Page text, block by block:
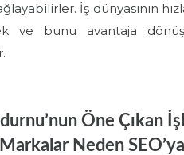
İş dünyasının
ve bunu avantaja
Öne Çıkan
Neden